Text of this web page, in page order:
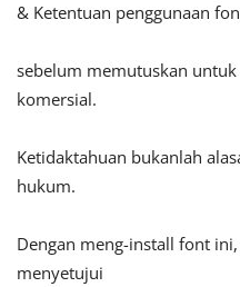
& Ketentuan penggunaan
sebelum memutuskan
komersial.
Ketidaktahuan bukanlah
hukum.
Dengan meng-install font
menyetujui